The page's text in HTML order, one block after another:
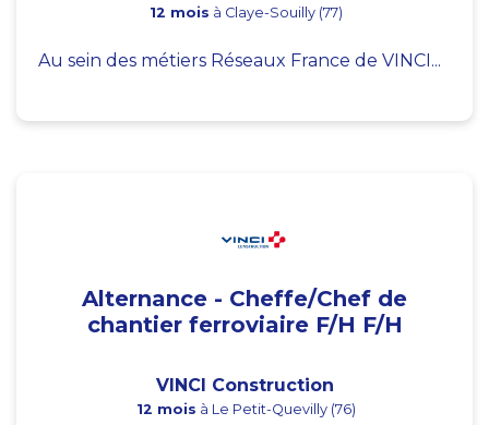
12 mois à Claye-Souilly (77)
Au sein des métiers Réseaux France de VINCI...
Alternance - Cheffe/Chef de
chantier ferroviaire F/H F/H
VINCI Construction
12 mois à Le Petit-Quevilly (76)